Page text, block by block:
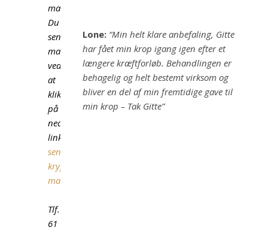
mail.
Du
sender
mail
ved
at
klikke
på
nedenstående
link
send
krypteret
mail
Tlf.
61
Lone: “Min helt klare anbefaling, Gitte
har fået min krop igang igen efter et
længere kræftforløb. Behandlingen er
behagelig og helt bestemt virksom og
bliver en del af min fremtidige gave til
min krop – Tak Gitte”